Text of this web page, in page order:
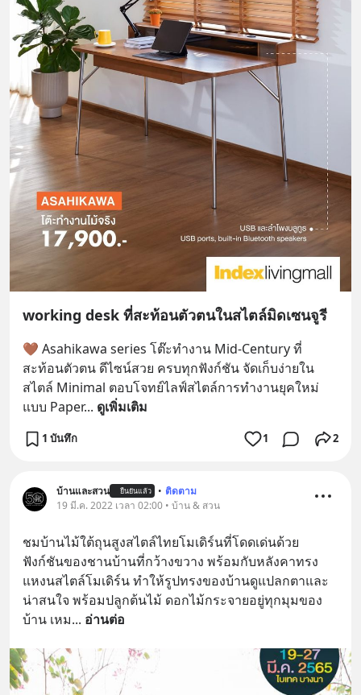
working desk ที่สะท้อนตัวตนในสไตล์มิดเซนจูรี
🤎 Asahikawa series โต๊ะทำงาน Mid-Century ที่
สะท้อนตัวตน ดีไซน์สวย ครบทุกฟังก์ชัน จัดเก็บง่ายใน
สไตล์ Minimal ตอบโจทย์ไลฟ์สไตล์การทำงานยุคใหม่
แบบ Paper... ดูเพิ่มเติม
1 บันทึก 1 2
บ้านและสวน ยืนยันแล้ว • ติดตาม
19 มี.ค. 2022 เวลา 02:00 • บ้าน & สวน
ชมบ้านไม้ใต้ถุนสูงสไตล์ไทยโมเดิร์นที่โดดเด่นด้วย
ฟังก์ชันของชานบ้านที่กว้างขวาง พร้อมกับหลังคาทรง
แหงนสไตล์โมเดิร์น ทำให้รูปทรงของบ้านดูแปลกตาและ
น่าสนใจ พร้อมปลูกต้นไม้ ดอกไม้กระจายอยู่ทุกมุมของ
บ้าน เหม... อ่านต่อ